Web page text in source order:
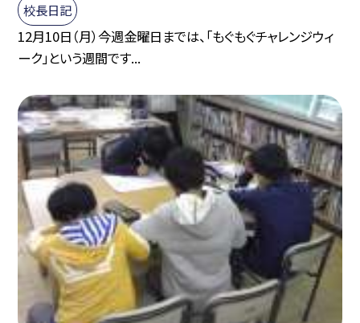
校長日記
12月10日（月）今週金曜日までは、「もぐもぐチャレンジウィ
ーク」という週間です...